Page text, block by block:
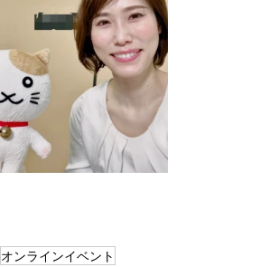
オンラインイベント